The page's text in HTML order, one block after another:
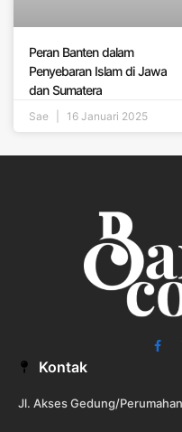
Peran Banten dalam
Penyebaran Islam di Jawa
dan Sumatera
Sae 16 Januari 2025
Kontak
Jl. Akses Gedung/